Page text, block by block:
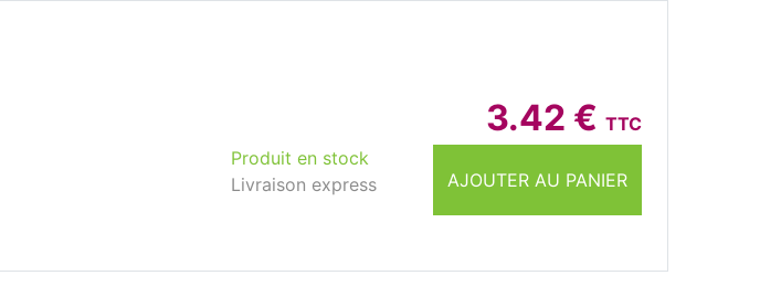
3.42 € TTC
AJOUTER AU PANIER
Produit en stock
Livraison express